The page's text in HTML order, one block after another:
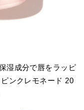
湿成分で唇をラッピ
ンクレモネード 20